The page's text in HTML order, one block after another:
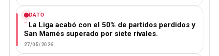
DATO
La Liga acabó con el 50% de partidos perdidos y
San Mamés superado por siete rivales.
27/05/2026